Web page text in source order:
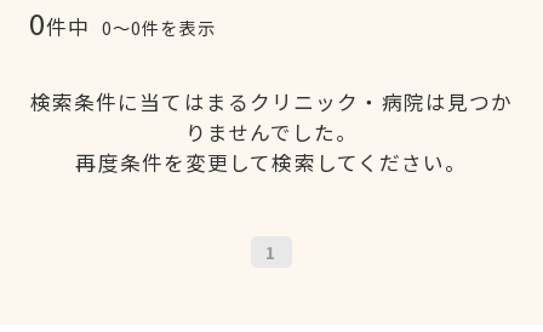
0件中 0〜0件を表示
検索条件に当てはまるクリニック・病院は見つか
りませんでした。
再度条件を変更して検索してください。
1